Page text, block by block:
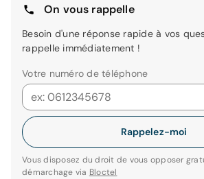
On vous rappelle
Besoin d'une réponse rapide à vos
rappelle immédiatement !
Votre numéro de téléphone
Rappelez-moi
Vous disposez du droit de vous opposer
démarchage via Bloctel